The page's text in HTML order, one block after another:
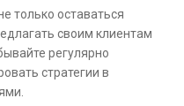
только оставаться
своим клиентам
регулярно
стратегии в